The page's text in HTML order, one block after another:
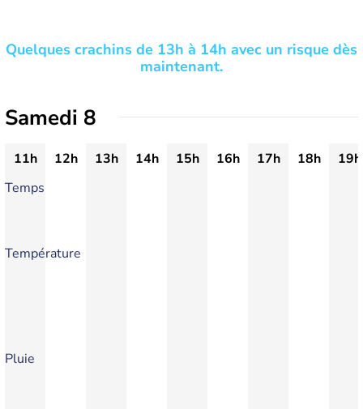
Quelques crachins de 13h à 14h avec un risque dès
maintenant.
Samedi 8
11h 12h 13h 14h 15h 16h 17h 18h
19h
Temps
Température
Pluie